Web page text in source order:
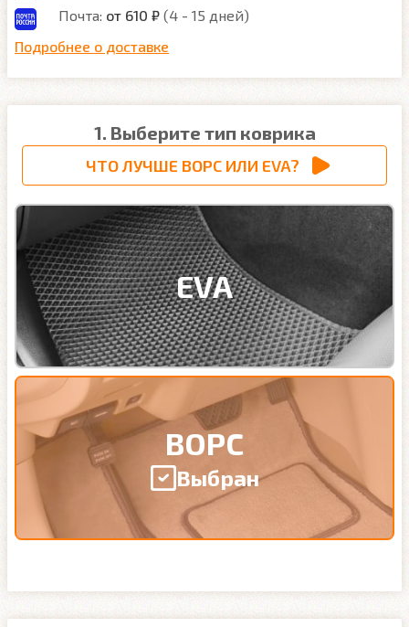
Почта: от 610 ₽ (4 - 15 дней)
Подробнее о доставке
1. Выберите тип коврика
ЧТО ЛУЧШЕ ВОРС ИЛИ EVA?
EVA
ВОРС
Выбран